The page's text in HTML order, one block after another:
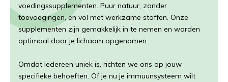
voedingssupplementen. Puur natuur, zonder
toevoegingen, en vol met werkzame stoffen. Onze
supplementen zijn gemakkelijk in te nemen en worden
optimaal door je lichaam opgenomen.
Omdat iedereen uniek is, richten we ons op jouw
specifieke behoeften. Of je nu je immuunsysteem wilt